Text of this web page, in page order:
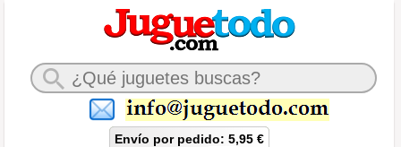
Envío por pedido: 5,95 €